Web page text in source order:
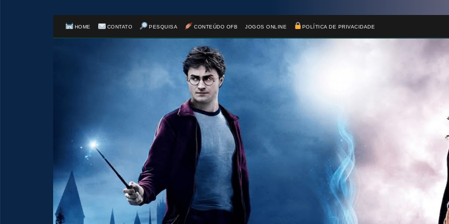
HOME CONTATO PESQUISA CONTEÚDO OFB JOGOS ONLINE POLÍTICA DE PRIVACIDADE
1️⃣ 8️⃣
🎈
1️⃣ 8️⃣
1️⃣ 8️⃣